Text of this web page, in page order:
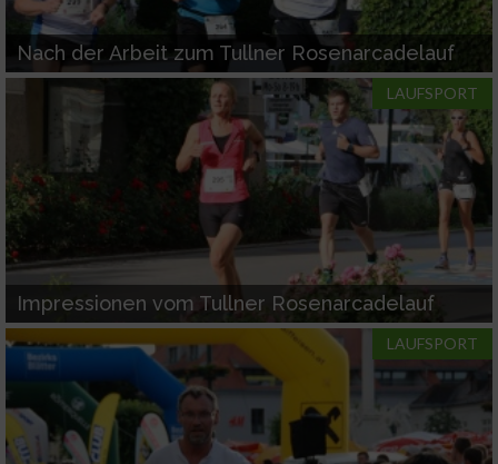
Nach der Arbeit zum Tullner Rosenarcadelauf
LAUFSPORT
Impressionen vom Tullner Rosenarcadelauf
LAUFSPORT